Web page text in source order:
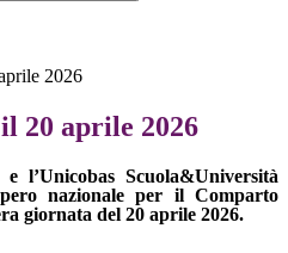
2026
20 aprile 2026
l’Unicobas Scuola&Università
nazionale per il Comparto
giornata del 20 aprile 2026.